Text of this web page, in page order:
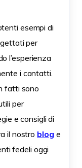
esempi di
per
l’esperienza
i contatti.
fatti sono
per
e consigli di
il nostro blog e
fedeli oggi